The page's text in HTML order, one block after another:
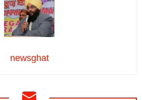
newsghat